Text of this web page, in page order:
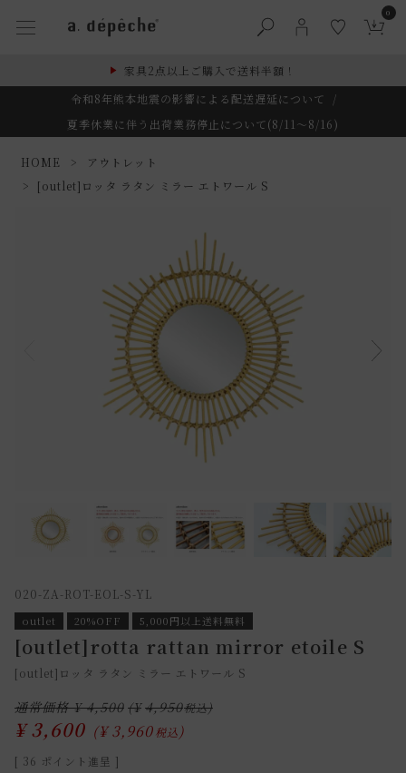
0
家具2点以上ご購入で送料半額！
令和8年熊本地震の影響による配送遅延について
/
夏季休業に伴う出荷業務停止について(8/11～8/16)
HOME
アウトレット
[outlet]ロッタ ラタン ミラー エトワール S
020-ZA-ROT-EOL-S-YL
outlet 20%OFF 5,000円以上送料無料
[outlet]rotta rattan mirror etoile S
[outlet]ロッタ ラタン ミラー エトワール S
通常価格 ¥ 4,500 ¥ 4,950
¥ 3,600 ¥ 3,960税込
[ 36 ポイント進呈 ]